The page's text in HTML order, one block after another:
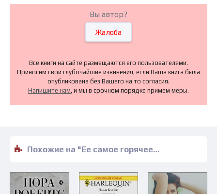
Вы автор?
Жалоба
Все книги на сайте размещаются его пользователями.
Приносим свои глубочайшие извинения, если Ваша книга была
опубликована без Вашего на то согласия.
Напишите нам, и мы в срочном порядке примем меры.
Похожие на "Ее самое горячее лето - Элли Блейк" книги читать бесплатно полные версии